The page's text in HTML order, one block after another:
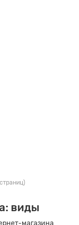
виды
магазина